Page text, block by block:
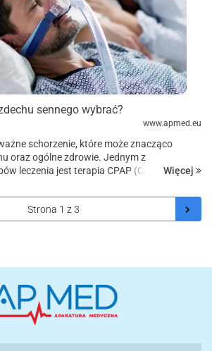
sennego wybrać?
www.apmed.eu
schorzenie, które może znacząco
oraz ogólne zdrowie. Jednym z
leczenia jest terapia CPAP (Continuous
Więcej